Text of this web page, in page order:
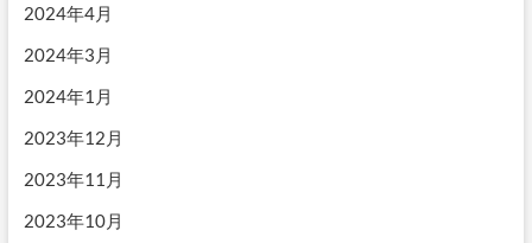
2024年4月
2024年3月
2024年1月
2023年12月
2023年11月
2023年10月